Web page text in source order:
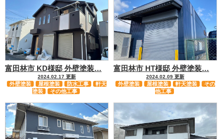
富田林市 KD様邸 外壁塗装…
2024.02.17 更新
外壁塗装 屋根塗装 防水工事
軒天
塗装
その他工事
富田林市 HT様邸 外壁塗装…
2024.02.09 更新
外壁塗装 屋根塗装 軒天塗装
その
他工事